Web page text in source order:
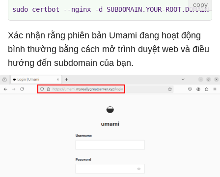
sudo certbot --nginx -d SUBDOMAIN.YOUR-ROOT.DOMAIN
Xác nhận rằng phiên bản Umami đang hoạt động
bình thường bằng cách mở trình duyệt web và điều
hướng đến subdomain của bạn.